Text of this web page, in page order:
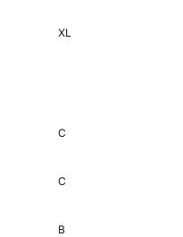
XL
C
C
B